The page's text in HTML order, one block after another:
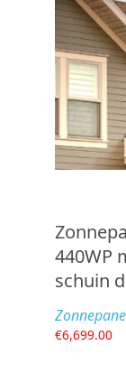
440WP
schuin
€6,699.00